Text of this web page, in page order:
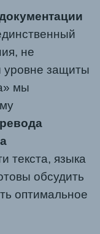
не
уровне защиты
мы
текста, языка
обсудить
оптимальное